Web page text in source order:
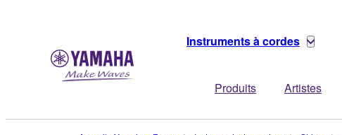
Instruments à cordes
Produits Artistes